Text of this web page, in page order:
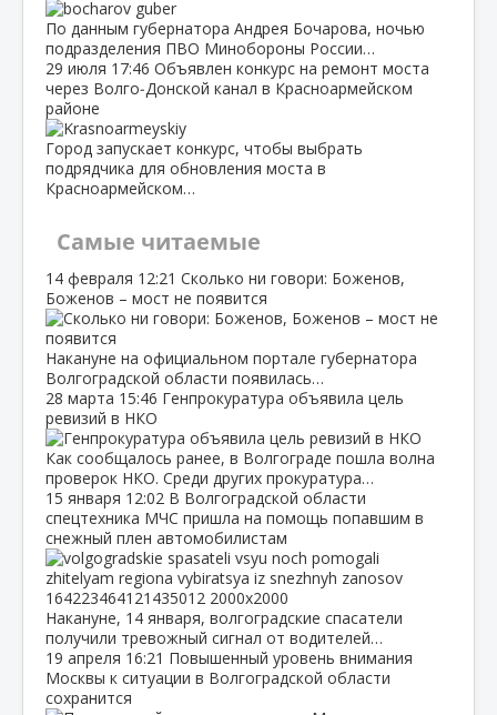
По данным губернатора Андрея Бочарова, ночью
подразделения ПВО Минобороны России…
29 июля 17:46 Объявлен конкурс на ремонт моста
через Волго‑Донской канал в Красноармейском
районе
Город запускает конкурс, чтобы выбрать
подрядчика для обновления моста в
Красноармейском…
Самые читаемые
14 февраля 12:21 Сколько ни говори: Боженов,
Боженов – мост не появится
Накануне на официальном портале губернатора
Волгоградской области появилась…
28 марта 15:46 Генпрокуратура объявила цель
ревизий в НКО
Как сообщалось ранее, в Волгограде пошла волна
проверок НКО. Среди других прокуратура…
15 января 12:02 В Волгоградской области
спецтехника МЧС пришла на помощь попавшим в
снежный плен автомобилистам
Накануне, 14 января, волгоградские спасатели
получили тревожный сигнал от водителей…
19 апреля 16:21 Повышенный уровень внимания
Москвы к ситуации в Волгоградской области
сохранится